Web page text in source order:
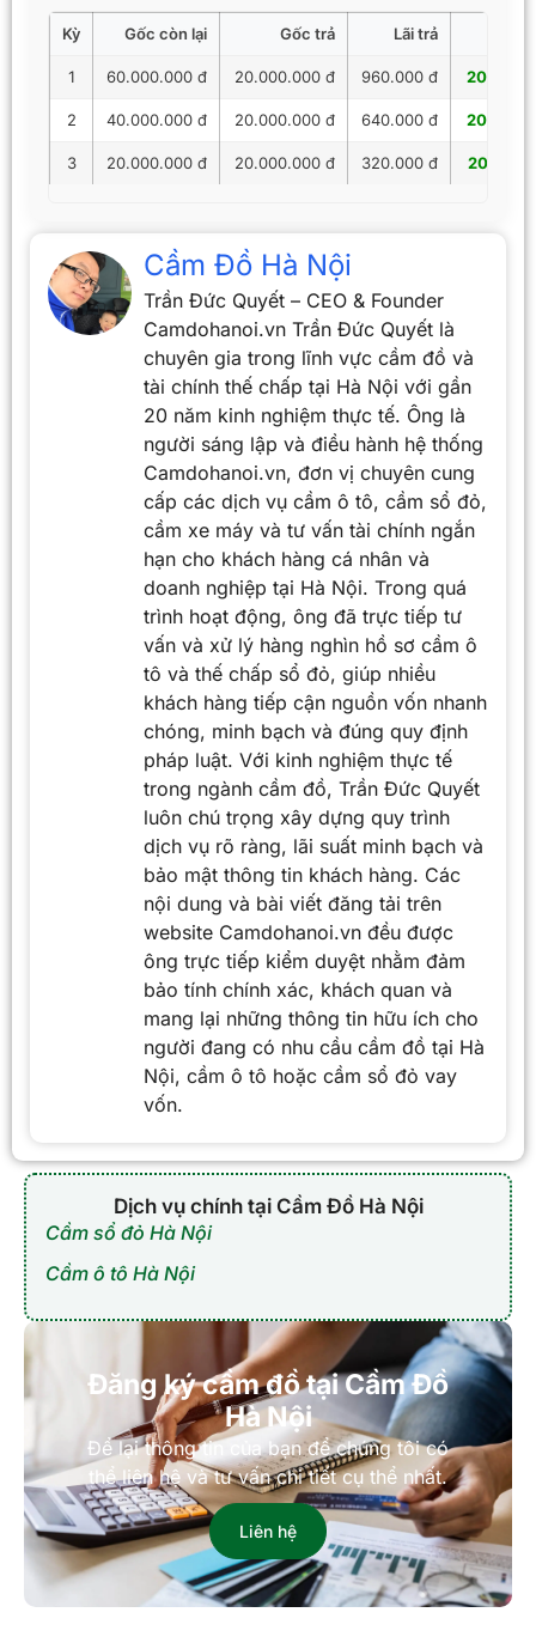
Kỳ Gốc còn lại Gốc trả Lãi trả
1 60.000.000 đ 20.000.000 đ 960.000 đ
2 40.000.000 đ 20.000.000 đ 640.000 đ
3 20.000.000 đ 20.000.000 đ 320.000 đ
Cầm Đồ Hà Nội
Trần Đức Quyết – CEO & Founder
Camdohanoi.vn Trần Đức Quyết là
chuyên gia trong lĩnh vực cầm đồ và
tài chính thế chấp tại Hà Nội với gần
20 năm kinh nghiệm thực tế. Ông là
người sáng lập và điều hành hệ thống
Camdohanoi.vn, đơn vị chuyên cung
cấp các dịch vụ cầm ô tô, cầm sổ đỏ,
cầm xe máy và tư vấn tài chính ngắn
hạn cho khách hàng cá nhân và
doanh nghiệp tại Hà Nội. Trong quá
trình hoạt động, ông đã trực tiếp tư
vấn và xử lý hàng nghìn hồ sơ cầm ô
tô và thế chấp sổ đỏ, giúp nhiều
khách hàng tiếp cận nguồn vốn nhanh
chóng, minh bạch và đúng quy định
pháp luật. Với kinh nghiệm thực tế
trong ngành cầm đồ, Trần Đức Quyết
luôn chú trọng xây dựng quy trình
dịch vụ rõ ràng, lãi suất minh bạch và
bảo mật thông tin khách hàng. Các
nội dung và bài viết đăng tải trên
website Camdohanoi.vn đều được
ông trực tiếp kiểm duyệt nhằm đảm
bảo tính chính xác, khách quan và
mang lại những thông tin hữu ích cho
người đang có nhu cầu cầm đồ tại Hà
Nội, cầm ô tô hoặc cầm sổ đỏ vay
vốn.
Dịch vụ chính tại Cầm Đồ Hà Nội
Cầm sổ đỏ Hà Nội
Cầm ô tô Hà Nội
Đăng ký cầm đồ tại Cầm Đồ
Hà Nội
Để lại thông tin của bạn để chúng tôi có
thể liên hệ và tư vấn chi tiết cụ thể nhất.
Liên hệ